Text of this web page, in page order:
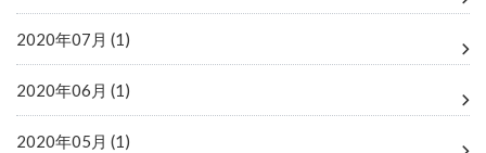
2020年07月 (1)
2020年06月 (1)
2020年05月 (1)